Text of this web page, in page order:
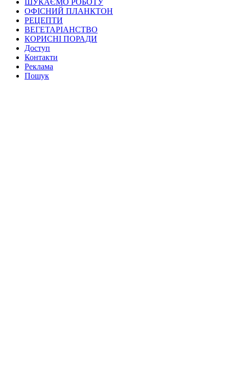
ШУКАЄМО РОБОТУ
ОФІСНИЙ ПЛАНКТОН
РЕЦЕПТИ
ВЕГЕТАРІАНСТВО
КОРИСНІ ПОРАДИ
Доступ
Контакти
Реклама
Пошук